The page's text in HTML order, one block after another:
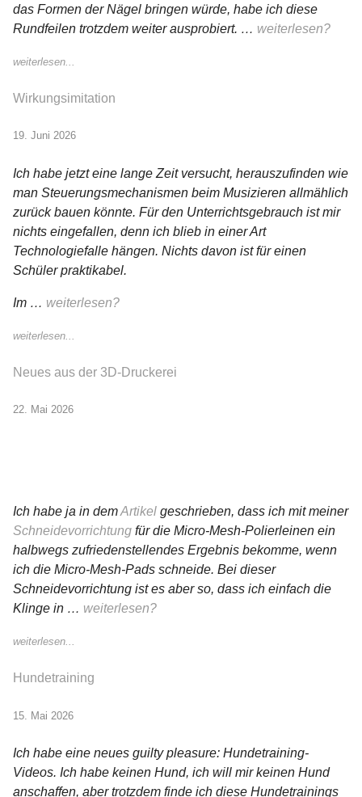
das Formen der Nägel bringen würde, habe ich diese
Rundfeilen trotzdem weiter ausprobiert. … weiterlesen?
weiterlesen...
Wirkungsimitation
19. Juni 2026
Ich habe jetzt eine lange Zeit versucht, herauszufinden wie
man Steuerungsmechanismen beim Musizieren allmählich
zurück bauen könnte. Für den Unterrichtsgebrauch ist mir
nichts eingefallen, denn ich blieb in einer Art
Technologiefalle hängen. Nichts davon ist für einen
Schüler praktikabel.
Im … weiterlesen?
weiterlesen...
Neues aus der 3D-Druckerei
22. Mai 2026
Ich habe ja in demArtikel geschrieben, dass ich mit meiner
Schneidevorrichtung für die Micro-Mesh-Polierleinen ein
halbwegs zufriedenstellendes Ergebnis bekomme, wenn
ich die Micro-Mesh-Pads schneide. Bei dieser
Schneidevorrichtung ist es aber so, dass ich einfach die
Klinge in … weiterlesen?
weiterlesen...
Hundetraining
15. Mai 2026
Ich habe eine neues guilty pleasure: Hundetraining-
Videos. Ich habe keinen Hund, ich will mir keinen Hund
anschaffen, aber trotzdem finde ich diese Hundetrainings